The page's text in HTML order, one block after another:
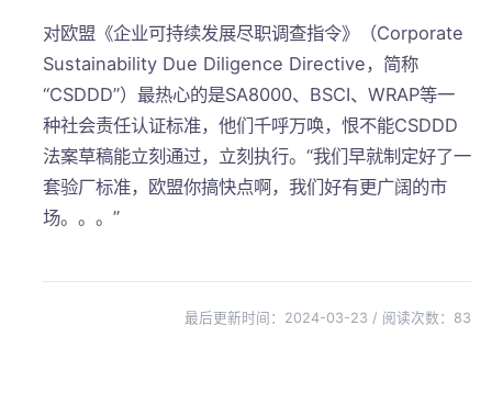
对欧盟《企业可持续发展尽职调查指令》（Corporate
Sustainability Due Diligence Directive，简称
“CSDDD”）最热心的是SA8000、BSCI、WRAP等一
种社会责任认证标准，他们千呼万唤，恨不能CSDDD
法案草稿能立刻通过，立刻执行。“我们早就制定好了一
套验厂标准，欧盟你搞快点啊，我们好有更广阔的市
场。。。”
最后更新时间：2024-03-23 / 阅读次数： 83